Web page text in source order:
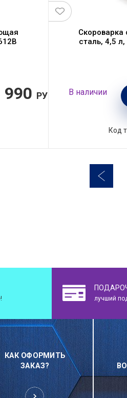
990 РУБ.
сталь, 4,5
В наличии
Код
лучший
КАК ОФОРМИТЬ
ЗАКАЗ?